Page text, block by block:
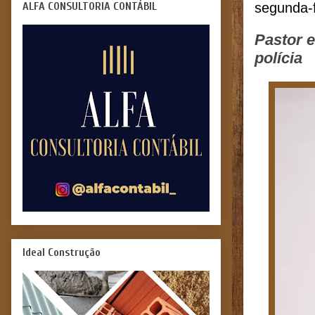
Pastor
polícia
ALFA CONSULTORIA CONTÁBIL
Ideal Construção